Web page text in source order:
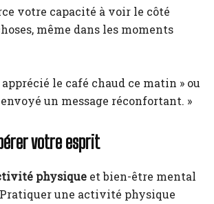
votre capacité à voir le côté
même dans les moments
apprécié le café chaud ce matin » ou
envoyé un message réconfortant. »
votre esprit
physique et bien-être mental
une activité physique